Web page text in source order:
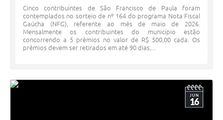
Cinco contribuintes de São Francisco de Paula foram
contemplados no sorteio de nº 164 do programa Nota Fiscal
Gaúcha (NFG), referente ao mês de maio de 2026.
Mensalmente os contribuintes do município estão
concorrendo a 5 prêmios no valor de R$ 500,00 cada. Os
prêmios devem ser retirados em até 90 dias,...
JUN
16